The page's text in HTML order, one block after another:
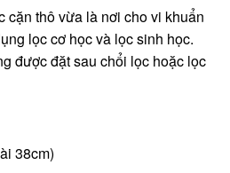
cặn thô vừa là nơi cho vi khuẩn
lọc cơ học và lọc sinh học.
được đặt sau chổi lọc hoặc lọc
38cm)